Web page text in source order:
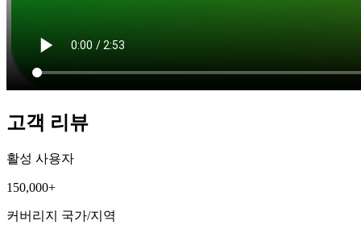
고객 리뷰
활성 사용자
150,000+
커버리지 국가/지역